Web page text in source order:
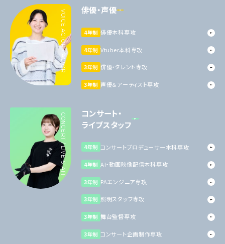
VOICE ACTOR / ACTOR 俳優・声優
4年制 俳優本科専攻
4年制 Vtuber本科専攻
3年制 俳優・タレント専攻
3年制 声優＆アーティスト専攻
CONCERT / LIVE STAFF
コンサート・
ライブスタッフ
4年制 コンサートプロデューサー本科専攻
4年制 AI・動画映像配信本科専攻
3年制 PAエンジニア専攻
3年制 照明スタッフ専攻
3年制 舞台監督専攻
3年制 コンサート企画制作専攻